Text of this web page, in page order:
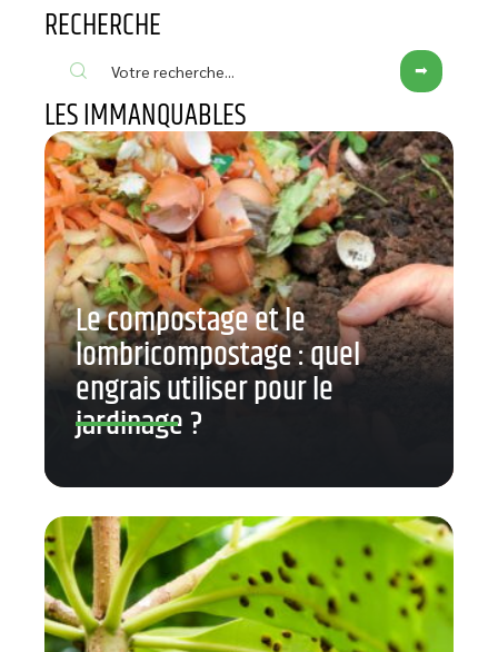
RECHERCHE
LES IMMANQUABLES
Le compostage et le
lombricompostage : quel
engrais utiliser pour le
jardinage ?